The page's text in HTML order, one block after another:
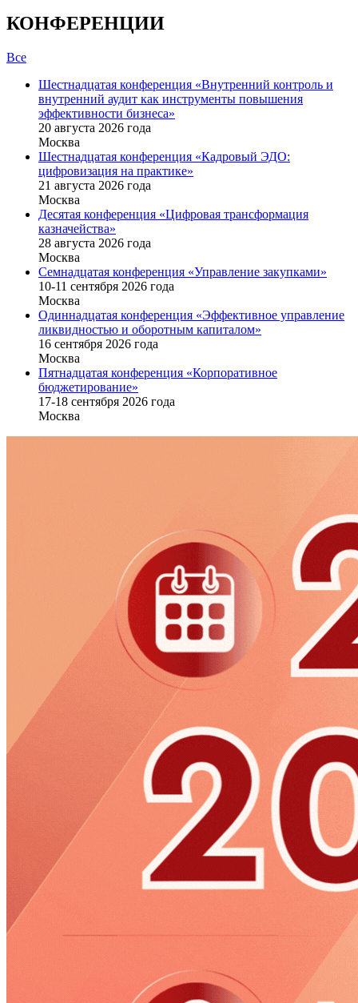
КОНФЕРЕНЦИИ
Все
Шестнадцатая конференция «Внутренний контроль и
внутренний аудит как инструменты повышения
эффективности бизнеса»
20 августа 2026 года
Москва
Шестнадцатая конференция «Кадровый ЭДО:
цифровизация на практике»
21 августа 2026 года
Москва
Десятая конференция «Цифровая трансформация
казначейства»
28 августа 2026 года
Москва
Семнадцатая конференция «Управление закупками»
10-11 сентября 2026 года
Москва
Одиннадцатая конференция «Эффективное управление
ликвидностью и оборотным капиталом»
16 cентября 2026 года
Москва
Пятнадцатая конференция «Корпоративное
бюджетирование»
17-18 сентября 2026 года
Москва